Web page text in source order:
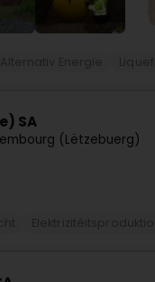
SA
(Lëtzebuerg)